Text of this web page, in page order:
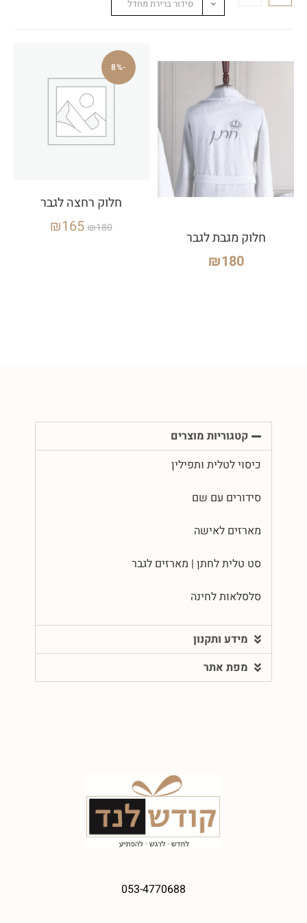
סידור ברירת מחדל
חלוק מגבת לגבר
₪180
-8%
חלוק רחצה לגבר
₪180
₪165
קטגוריות מוצרים
כיסוי לטלית ותפילין
סידורים עם שם
מארזים לאישה
סט טלית לחתן | מארזים לגבר
סלסלאות לחינה
מידע ותקנון
מפת אתר
053-4770688